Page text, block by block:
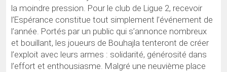
la moindre pression. Pour le club de Ligue 2, recevoir
l’Espérance constitue tout simplement l’événement de
l’année. Portés par un public qui s’annonce nombreux
et bouillant, les joueurs de Bouhajla tenteront de créer
l’exploit avec leurs armes : solidarité, générosité dans
l’effort et enthousiasme. Malgré une neuvième place